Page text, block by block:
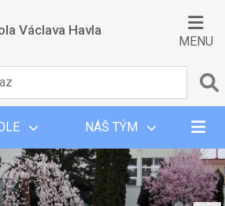
Václava Havla
MENU
NÁŠ TÝM